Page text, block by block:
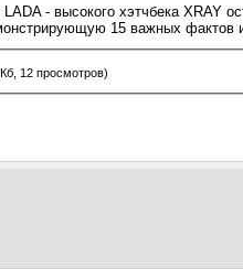
- высокого хэтчбека XRAY
15 важных фактов
12 просмотров)